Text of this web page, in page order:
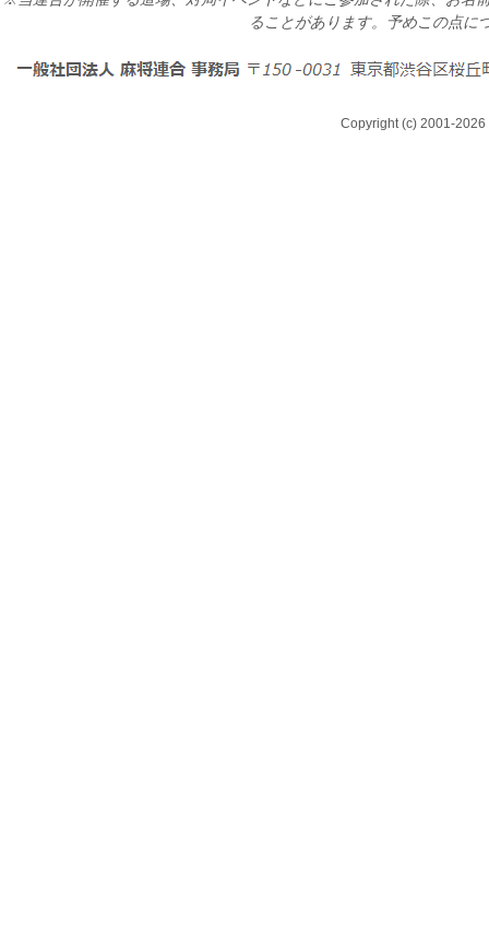
ることがあります。予めこの点に
Copyright (c) 2001-